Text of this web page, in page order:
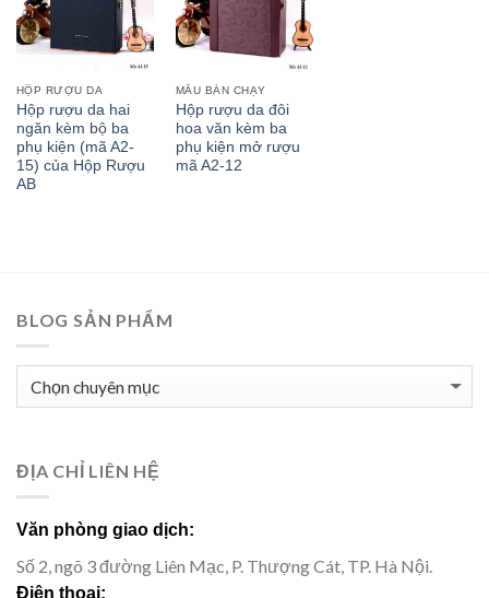
HỘP RƯỢU DA
Hộp rượu da hai
ngăn kèm bộ ba
phụ kiện (mã A2-
15) của Hộp Rượu
AB
MẪU BÁN CHẠY
Hộp rượu da đôi
hoa văn kèm ba
phụ kiện mở rượu
mã A2-12
BLOG SẢN PHẨM
BLOG
SẢN
ĐỊA CHỈ LIÊN HỆ
Văn phòng giao dịch:
Số 2, ngõ 3 đường Liên Mạc, P. Thượng Cát, TP. Hà Nội.
Điện thoại: